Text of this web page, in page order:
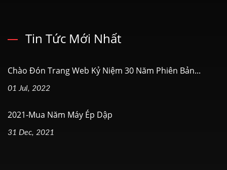
Tin Tức Mới Nhất
Chào Đón Trang Web Kỷ Niệm 30 Năm Phiên Bản...
01 Jul, 2022
2021-Mua Năm Máy Ép Dập
31 Dec, 2021